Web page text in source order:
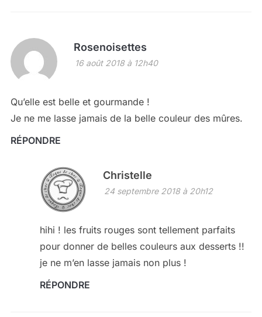
Rosenoisettes
16 août 2018 à 12h40
Qu’elle est belle et gourmande !
Je ne me lasse jamais de la belle couleur des mûres.
RÉPONDRE
Christelle
24 septembre 2018 à 20h12
hihi ! les fruits rouges sont tellement parfaits
pour donner de belles couleurs aux desserts !!
je ne m’en lasse jamais non plus !
RÉPONDRE